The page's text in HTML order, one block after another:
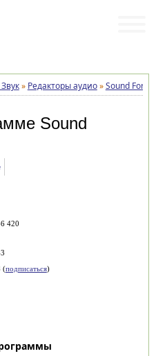
» Редакторы аудио»Sound Forge
Sound
420
(подписаться)